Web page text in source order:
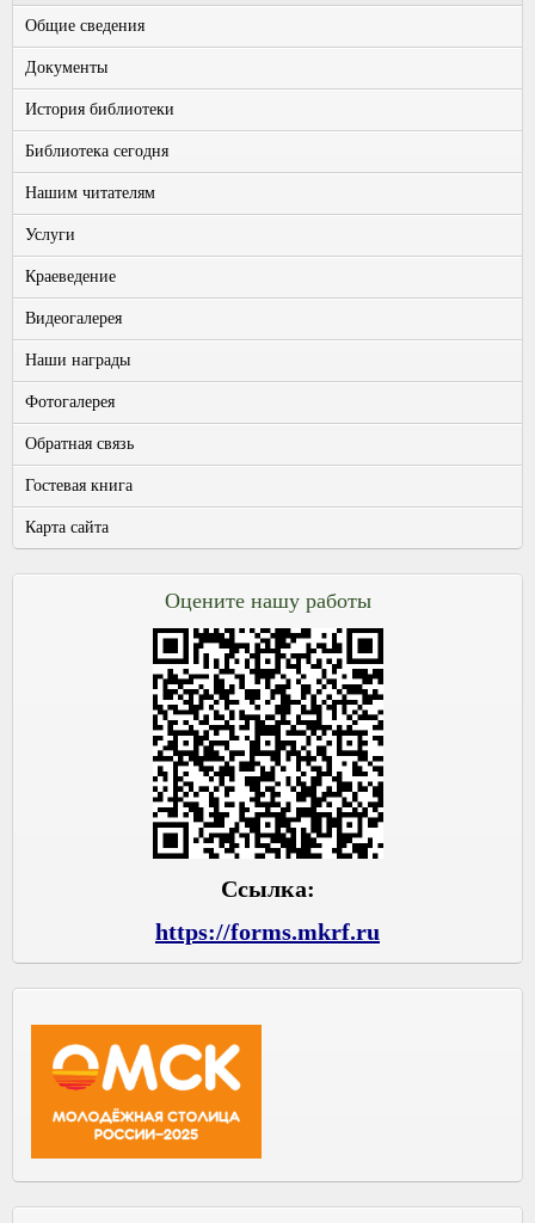
Общие сведения
Документы
История библиотеки
Библиотека сегодня
Нашим читателям
Услуги
Краеведение
Видеогалерея
Наши награды
Фотогалерея
Обратная связь
Гостевая книга
Карта сайта
Оцените нашу работы
Ссылка:
https://forms.mkrf.ru